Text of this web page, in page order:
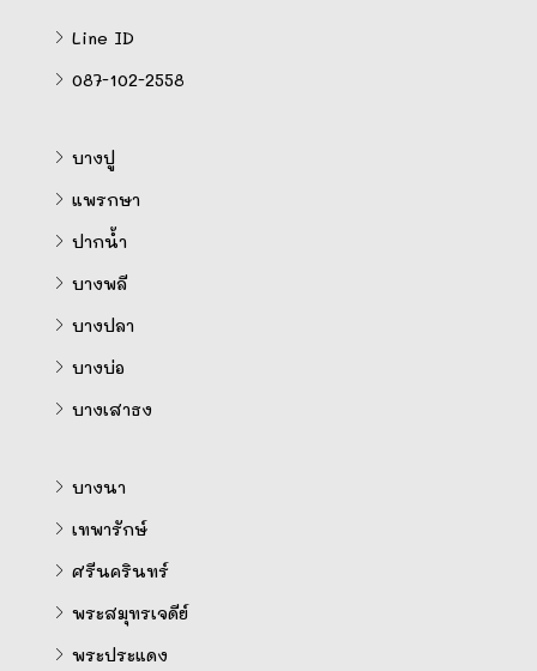
Line ID
087-102-2558
บางปู
แพรกษา
ปากน้ำ
บางพลี
บางปลา
บางบ่อ
บางเสาธง
บางนา
เทพารักษ์
ศรีนครินทร์
พระสมุทรเจดีย์
พระประแดง